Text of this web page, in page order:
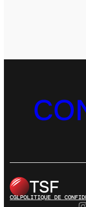
CGLPOLITIQUE DE